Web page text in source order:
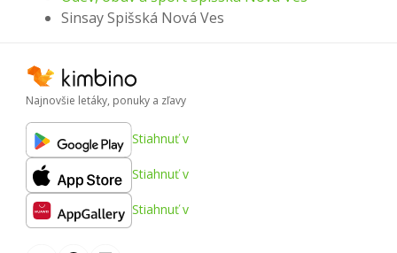
Sinsay Spišská Nová Ves
Najnovšie letáky, ponuky a zľavy
Stiahnuť v
Stiahnuť v
Stiahnuť v